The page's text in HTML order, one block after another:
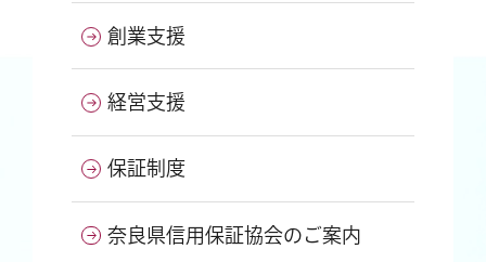
創業支援
経営支援
保証制度
奈良県信用保証協会のご案内